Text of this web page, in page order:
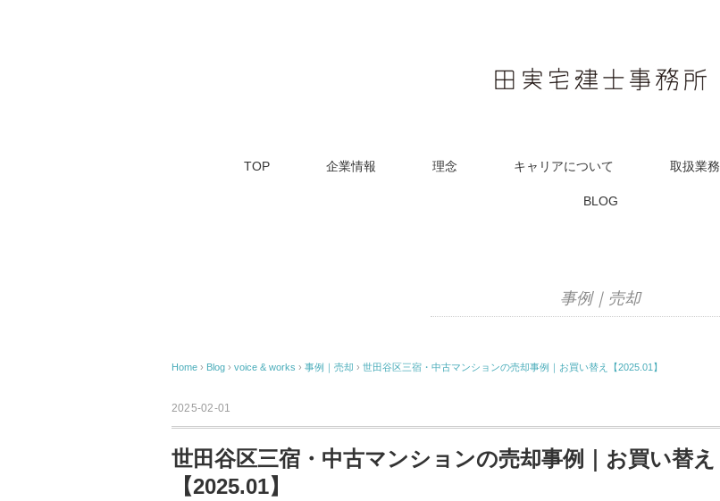
TOP 企業情報 理念 キャリアについて 取扱業務
BLOG
事例｜売却
Home › Blog › voice & works › 事例｜売却 › 世田谷区三宿・中古マンションの売却事例｜お買い替え【2025.01】
2025-02-01
世田谷区三宿・中古マンションの売却事例｜お買い替え
【2025.01】